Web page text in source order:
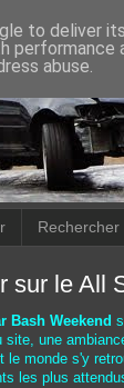
Rechercher
sur le All
Bash Weekend
site, une
le monde s'y
les plus
to deliver
abuse.